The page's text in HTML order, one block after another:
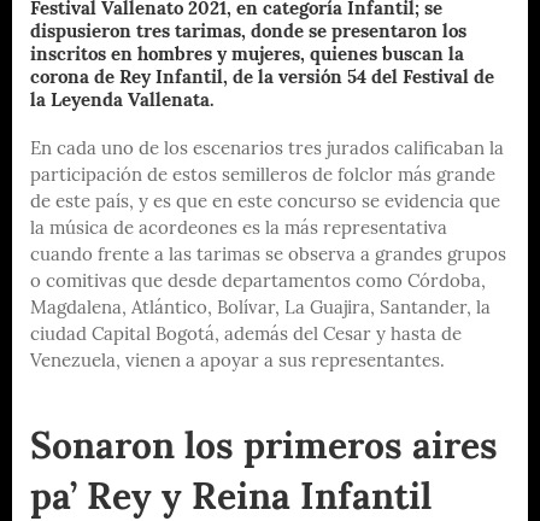
Festival Vallenato 2021, en categoría Infantil; se
dispusieron tres tarimas, donde se presentaron los
inscritos en hombres y mujeres, quienes buscan la
corona de Rey Infantil, de la versión 54 del Festival de
la Leyenda Vallenata.
En cada uno de los escenarios tres jurados calificaban la
participación de estos semilleros de folclor más grande
de este país, y es que en este concurso se evidencia que
la música de acordeones es la más representativa
cuando frente a las tarimas se observa a grandes grupos
o comitivas que desde departamentos como Córdoba,
Magdalena, Atlántico, Bolívar, La Guajira, Santander, la
ciudad Capital Bogotá, además del Cesar y hasta de
Venezuela, vienen a apoyar a sus representantes.
Sonaron los primeros aires
pa’ Rey y Reina Infantil